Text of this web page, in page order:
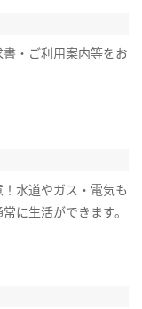
・ご利用案内等をお
水道やガス・電気も
に生活ができます。